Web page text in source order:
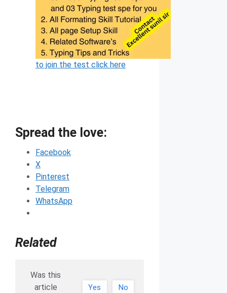
to join the test click here
Spread the love:
Facebook
X
Pinterest
Telegram
WhatsApp
Related
Was this
article
Yes No